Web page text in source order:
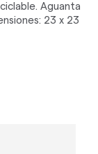
Aguanta
23 x 23